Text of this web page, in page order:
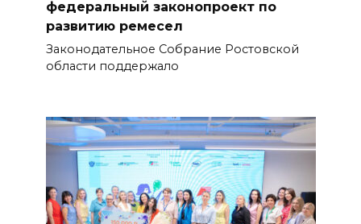
федеральный законопроект по
развитию ремесел
Законодательное Собрание Ростовской
области поддержало